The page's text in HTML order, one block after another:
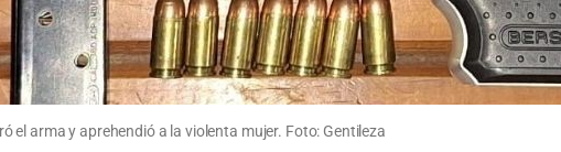
el arma y aprehendió a la violenta mujer. Foto: Gentileza